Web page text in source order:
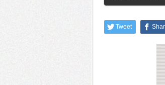
Tweet